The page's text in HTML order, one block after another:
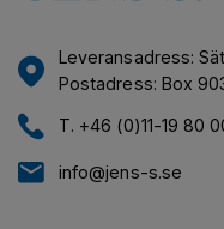
Leveransadress:
Postadress: Box
T. +46 (0)11-19 80
info@jens-s.se